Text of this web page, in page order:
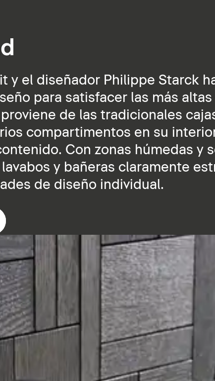
y el diseñador Philippe Starck
para satisfacer las más
de las tradicionales
compartimentos en su
Con zonas húmedas y
y bañeras claramente
de diseño individual.